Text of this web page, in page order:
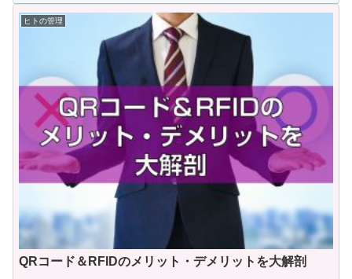
ヒトの管理
QRコード＆RFIDのメリット・デメリットを大解剖